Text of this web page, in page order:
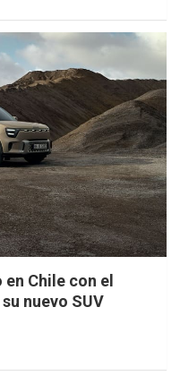
Chile con el
nuevo SUV